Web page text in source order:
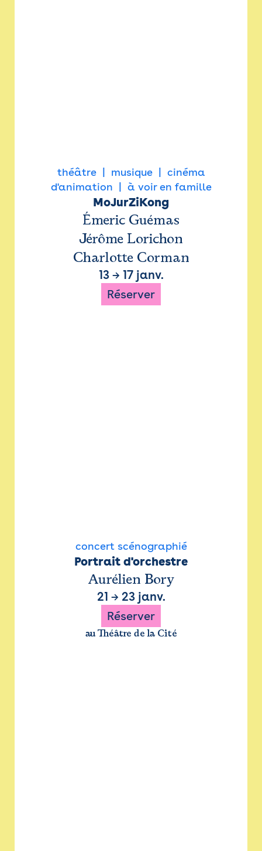
théâtre musique
cinéma
d'animation
à voir en famille
MoJurZiKong
Émeric Guémas
Jérôme Lorichon
Charlotte Corman
13→ 17 janv.
Réserver
concert scénographié
Portrait d'orchestre
Aurélien Bory
21 → 23 janv.
Réserver
au Théâtre de la Cité